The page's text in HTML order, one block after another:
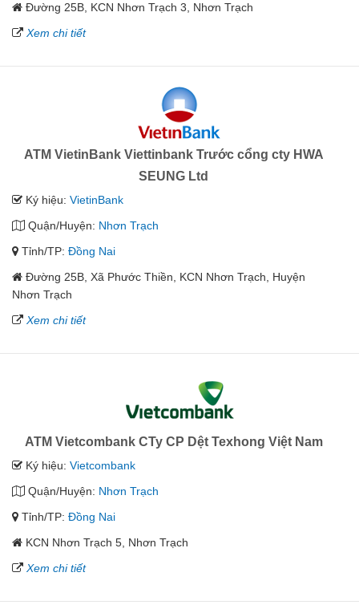
Đường 25B, KCN Nhơn Trạch 3, Nhơn Trạch
Xem chi tiết
ATM VietinBank Viettinbank Trước cổng cty HWA
SEUNG Ltd
Ký hiệu: VietinBank
Quận/Huyện: Nhơn Trạch
Tỉnh/TP: Đồng Nai
Đường 25B, Xã Phước Thiền, KCN Nhơn Trạch, Huyện
Nhơn Trạch
Xem chi tiết
ATM Vietcombank CTy CP Dệt Texhong Việt Nam
Ký hiệu: Vietcombank
Quận/Huyện: Nhơn Trạch
Tỉnh/TP: Đồng Nai
KCN Nhơn Trạch 5, Nhơn Trạch
Xem chi tiết